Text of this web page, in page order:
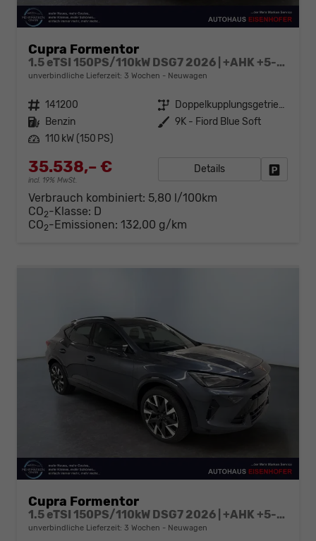
Cupra Formentor
1.5 eTSI 150PS/110kW DSG7 2026 | +AHK +5-Jahre Erw. Garantie +NAVI +UPGRADE-Paket
unverbindliche Lieferzeit: 3 Wochen Neuwagen
Fahrzeugnr. 141200 Getriebe
Doppelkupplungsgetriebe (DSG)
Kraftstoff Benzin Außenfarbe 9K - Fiord Blue Soft
Leistung 110 kW (150 PS)
35.538,– €
incl. 19% MwSt.
Details
Verbrauch kombiniert: 5,80 l/100km
CO2-Klasse: D
CO2-Emissionen: 132,00 g/km
Cupra Formentor
1.5 eTSI 150PS/110kW DSG7 2026 | +AHK +5-Jahre Erw. Garantie +NAVI +UPGRADE-Paket
unverbindliche Lieferzeit: 3 Wochen Neuwagen